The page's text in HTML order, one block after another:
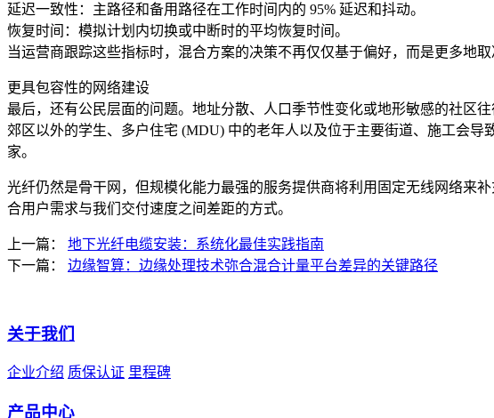
延迟一致性：主路径和备用路径在工作时间内的 95% 延迟和抖动。
恢复时间：模拟计划内切换或中断时的平均恢复时间。
当运营商跟踪这些指标时，混合方案的决策不再仅仅基于偏好，而是更多地取
更具包容性的网络建设
最后，还有公民层面的问题。地址分散、人口季节性变化或地形敏感的社区
郊区以外的学生、多户住宅 (MDU) 中的老年人以及位于主要街道、施工会
家。
光纤仍然是骨干网，但规模化能力最强的服务提供商将利用固定无线网络来
合用户需求与我们交付速度之间差距的方式。
上一篇： 地下光纤电缆安装：系统化最佳实践指南
下一篇： 边缘智算：边缘处理技术弥合混合计量平台差异的关键路径
关于我们
企业介绍 质保认证 里程碑
产品中心